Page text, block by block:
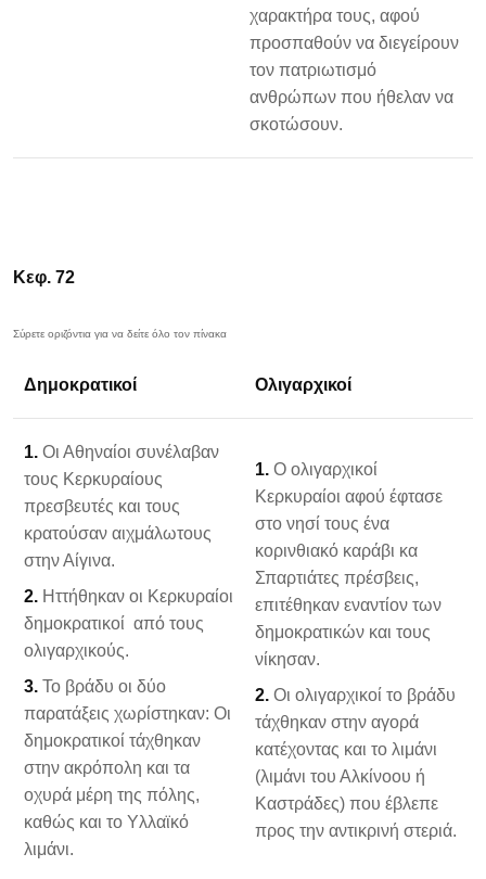
χαρακτήρα τους, αφού
προσπαθούν να διεγείρουν
τον πατριωτισμό
ανθρώπων που ήθελαν να
σκοτώσουν.
Κεφ. 72
Δημοκρατικοί Ολιγαρχικοί
1. Οι Αθηναίοι συνέλαβαν
τους Κερκυραίους
πρεσβευτές και τους
κρατούσαν αιχμάλωτους
στην Αίγινα.
2. Ηττήθηκαν οι Κερκυραίοι
δημοκρατικοί από τους
ολιγαρχικούς.
3. Το βράδυ οι δύο
παρατάξεις χωρίστηκαν: Οι
δημοκρατικοί τάχθηκαν
στην ακρόπολη και τα
οχυρά μέρη της πόλης,
καθώς και το Υλλαϊκό
λιμάνι.
1. Ο ολιγαρχικοί
Κερκυραίοι αφού έφτασε
στο νησί τους ένα
κορινθιακό καράβι κα
Σπαρτιάτες πρέσβεις,
επιτέθηκαν εναντίον των
δημοκρατικών και τους
νίκησαν.
2. Οι ολιγαρχικοί το βράδυ
τάχθηκαν στην αγορά
κατέχοντας και το λιμάνι
(λιμάνι του Αλκίνοου ή
Καστράδες) που έβλεπε
προς την αντικρινή στεριά.